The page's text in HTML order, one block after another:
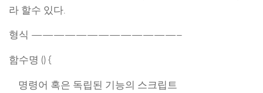
라 할수 있다.
형식 —————————————–
함수명 () {
명령어 혹은 독립된 기능의 스크립트